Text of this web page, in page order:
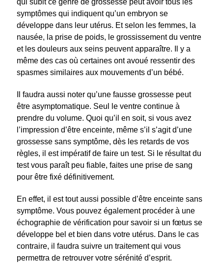
qui subit ce genre de grossesse peut avoir tous les
symptômes qui indiquent qu’un embryon se
développe dans leur utérus. Et selon les femmes, la
nausée, la prise de poids, le grossissement du ventre
et les douleurs aux seins peuvent apparaître. Il y a
même des cas où certaines ont avoué ressentir des
spasmes similaires aux mouvements d’un bébé.
Il faudra aussi noter qu’une fausse grossesse peut
être asymptomatique. Seul le ventre continue à
prendre du volume. Quoi qu’il en soit, si vous avez
l’impression d’être enceinte, même s’il s’agit d’une
grossesse sans symptôme, dès les retards de vos
règles, il est impératif de faire un test. Si le résultat du
test vous paraît peu fiable, faites une prise de sang
pour être fixé définitivement.
En effet, il est tout aussi possible d’être enceinte sans
symptôme. Vous pouvez également procéder à une
échographie de vérification pour savoir si un fœtus se
développe bel et bien dans votre utérus. Dans le cas
contraire, il faudra suivre un traitement qui vous
permettra de retrouver votre sérénité d’esprit.